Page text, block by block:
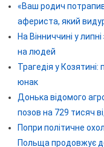
«Ваш родич
афериста, який
На Вінниччині у
на людей
Трагедія у Козятині:
юнак
Донька відомого
позов на 729 тисяч
Попри політичне
Польща продовжує